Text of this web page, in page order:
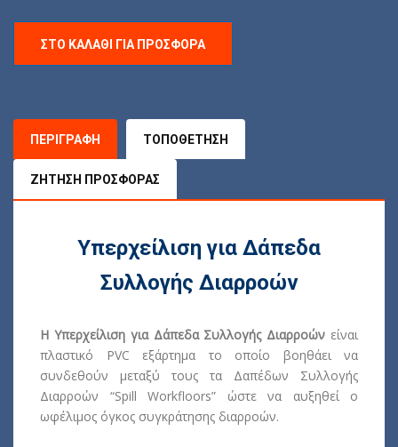
ΣΤΟ ΚΑΛΆΘΙ ΓΙΑ ΠΡΟΣΦΟΡΆ
ΠΕΡΙΓΡΑΦΉ ΤΟΠΟΘΈΤΗΣΗ
ΖΉΤΗΣΗ ΠΡΟΣΦΟΡΆΣ
Υπερχείλιση για Δάπεδα
Συλλογής Διαρροών
Η Υπερχείλιση για Δάπεδα Συλλογής Διαρροών είναι
πλαστικό PVC εξάρτημα το οποίο βοηθάει να
συνδεθούν μεταξύ τους τα Δαπέδων Συλλογής
Διαρροών “Spill Workfloors” ώστε να αυξηθεί ο
ωφέλιμος όγκος συγκράτησης διαρροών.